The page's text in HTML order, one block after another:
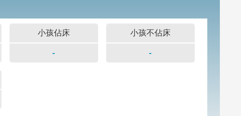
小孩佔床 小孩不佔床
- -